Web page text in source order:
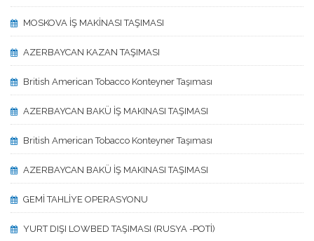
MOSKOVA İŞ MAKİNASI TAŞIMASI
AZERBAYCAN KAZAN TAŞIMASI
British American Tobacco Konteyner Taşıması
AZERBAYCAN BAKÜ İŞ MAKINASI TAŞIMASI
British American Tobacco Konteyner Taşıması
AZERBAYCAN BAKÜ İŞ MAKINASI TAŞIMASI
GEMİ TAHLİYE OPERASYONU
YURT DIŞI LOWBED TAŞIMASI (RUSYA -POTİ)